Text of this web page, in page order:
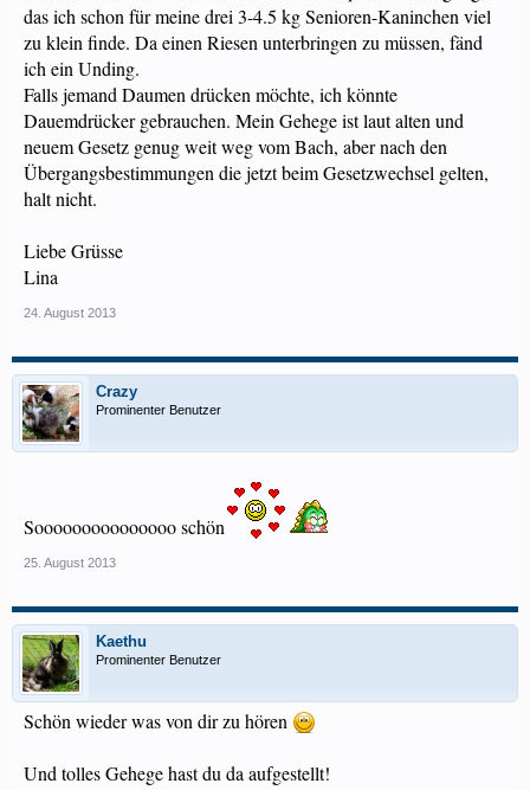
das ich schon für meine drei 3-4.5 kg Senioren-Kaninchen viel
zu klein finde. Da einen Riesen unterbringen zu müssen, fänd
ich ein Unding.
Falls jemand Daumen drücken möchte, ich könnte
Dauemdrücker gebrauchen. Mein Gehege ist laut alten und
neuem Gesetz genug weit weg vom Bach, aber nach den
Übergangsbestimmungen die jetzt beim Gesetzwechsel gelten,
halt nicht.
Liebe Grüsse
Lina
24. August 2013
Crazy
Prominenter Benutzer
Sooooooooooooooo schön
25. August 2013
Kaethu
Prominenter Benutzer
Schön wieder was von dir zu hören
Und tolles Gehege hast du da aufgestellt!